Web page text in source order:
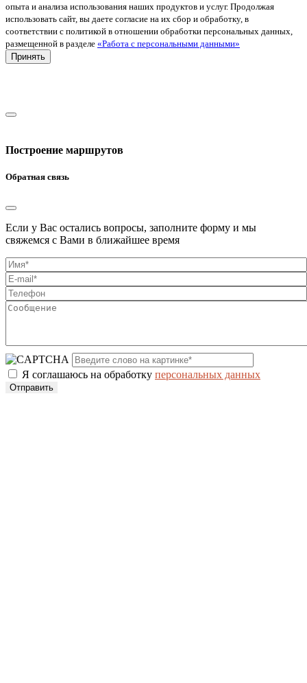
опыта и анализа использования наших продуктов и услуг. Продолжая
использовать сайт, вы даете согласие на их сбор и обработку, в
соответствии с политикой в отношении обработки персональных данных,
размещенной в разделе «Работа с персональными данными»
Принять
Построение маршрутов
Обратная связь
Если у Вас остались вопросы, заполните форму и мы
свяжемся с Вами в ближайшее время
Я соглашаюсь на обработку персональных данных